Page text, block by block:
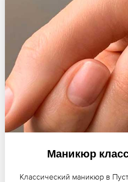
Маникюр
Классический маникюр в